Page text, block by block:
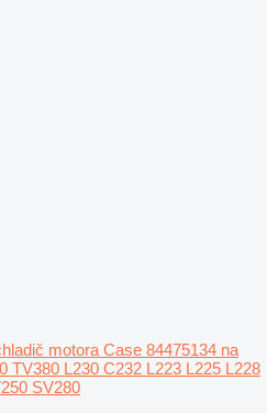
motora Case 84475134 na
TV380 L230 C232 L223 L225 L228
SV280